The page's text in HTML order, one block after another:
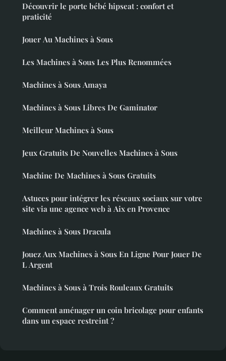
Découvrir le porte bébé hipseat : confort et
praticité
Jouer Au Machines à Sous
Les Machines à Sous Les Plus Renommées
Machines à Sous Amaya
Machines à Sous Libres De Gaminator
Meilleur Machines à Sous
Jeux Gratuits De Nouvelles Machines à Sous
Machine De Machines à Sous Gratuits
Astuces pour intégrer les réseaux sociaux sur votre
site via une agence web à Aix en Provence
Machines à Sous Dracula
Jouez Aux Machines à Sous En Ligne Pour Jouer De
L Argent
Machines à Sous à Trois Rouleaux Gratuits
Comment aménager un coin bricolage pour enfants
dans un espace restreint ?